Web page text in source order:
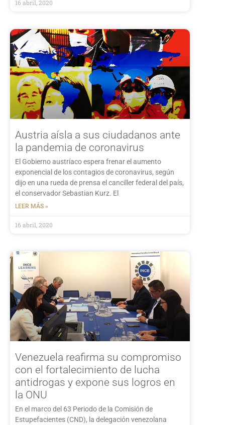
16 abril, 2020
Austria aísla a sus ciudadanos ante
la pandemia de coronavirus
El Gobierno austríaco espera frenar el aumento
exponencial de los contagios de coronavirus, según
dijo en una rueda de prensa el canciller federal del país,
el conservador Sebastian Kurz. El
LEER MÁS »
16 abril, 2020
Venezuela reafirma su compromiso
con el fortalecimiento de lucha
antidrogas y expone sus logros en
la ONU
En el marco del 63 Periodo de la Comisión de
Estupefacientes (CND), la delegación venezolana